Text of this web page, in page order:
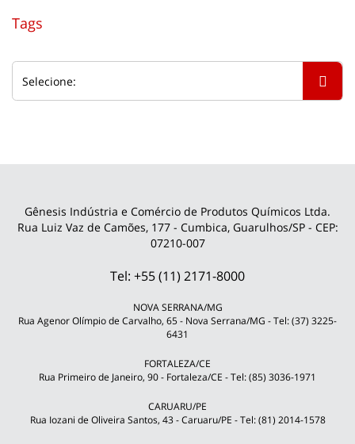
Tags
Gênesis Indústria e Comércio de Produtos Químicos Ltda.
Rua Luiz Vaz de Camões, 177 - Cumbica, Guarulhos/SP - CEP:
07210-007
Tel: +55 (11) 2171-8000
NOVA SERRANA/MG
Rua Agenor Olímpio de Carvalho, 65 - Nova Serrana/MG - Tel: (37) 3225-
6431
FORTALEZA/CE
Rua Primeiro de Janeiro, 90 - Fortaleza/CE - Tel: (85) 3036-1971
CARUARU/PE
Rua Iozani de Oliveira Santos, 43 - Caruaru/PE - Tel: (81) 2014-1578